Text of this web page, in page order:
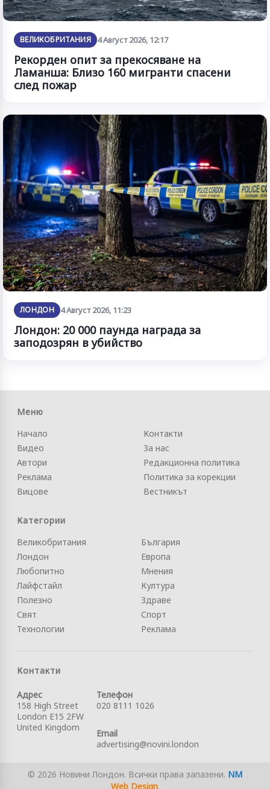
ВЕЛИКОБРИТАНИЯ 4 Август 2026, 12:17
Рекорден опит за прекосяване на
Ламанша: Близо 160 мигранти спасени
след пожар
ЛОНДОН 4 Август 2026, 11:23
Лондон: 20 000 паунда награда за
заподозрян в убийство
Меню
Начало
Видео
Автори
Реклама
Вицове
Контакти
За нас
Редакционна политика
Политика за корекции
Вестникът
Категории
Великобритания
Лондон
Любопитно
Лайфстайл
Полезно
Свят
Технологии
България
Европа
Мнения
Култура
Здраве
Спорт
Реклама
Контакти
Адрес
158 High Street
London E15 2FW
United Kingdom
Телефон
020 8111 1026
Email
advertising@novini.london
© 2026 Новини Лондон. Всички права запазени. NM
Web Design.